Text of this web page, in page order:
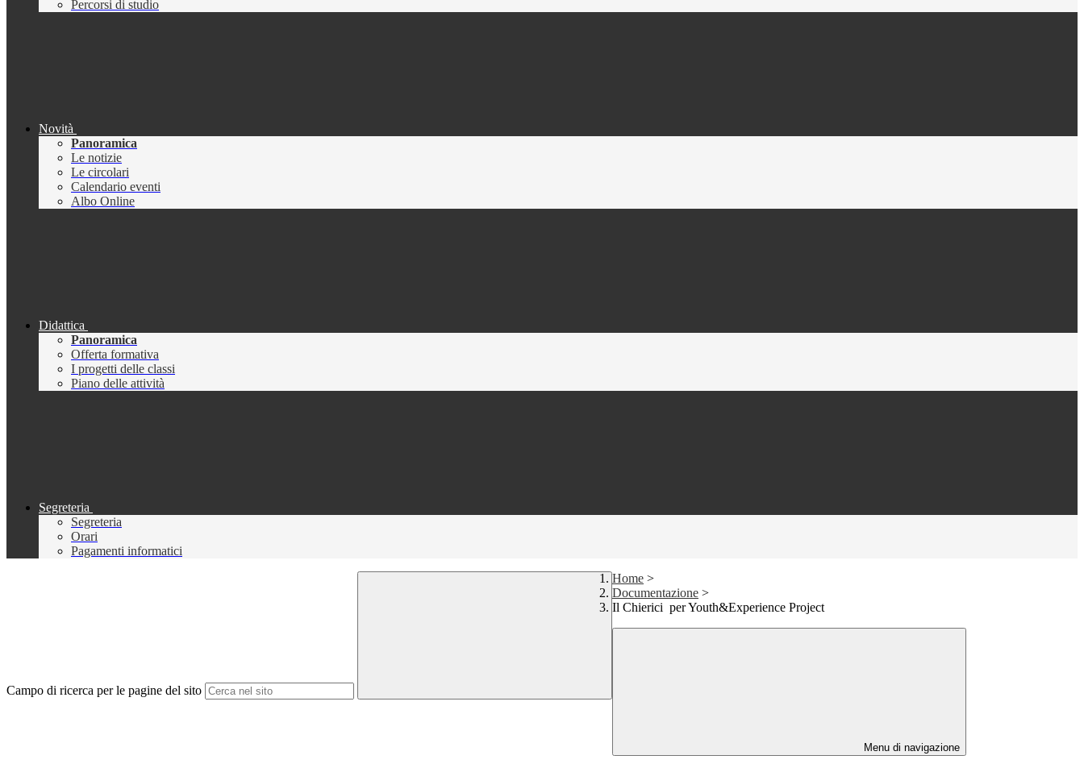
Percorsi di studio
Novità
Panoramica
Le notizie
Le circolari
Calendario eventi
Albo Online
Didattica
Panoramica
Offerta formativa
I progetti delle classi
Piano delle attività
Segreteria
Segreteria
Orari
Pagamenti informatici
Campo di ricerca per le pagine del sito
Home >
Documentazione >
Il Chierici per Youth&Experience Project
Menu di navigazione